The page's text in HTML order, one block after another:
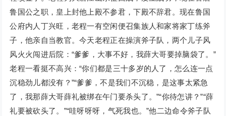
鲁国公之职，皇上封他上殿不参君，下殿不辞君。现在鲁国
公府内人丁兴旺，老程一有空闲便召集族人和家将家丁练斧
子，他亲自当教官。今天老程正在操演斧子队，两个儿子风
风火火闯进后院：“爹爹，大事不好，我薛大哥要掉脑袋了。”
老程一看挺不高兴：“你们都是三十多岁的人了，怎么连一点
沉稳劲儿都没有？”“爹爹，不是我们不沉稳，是这事太紧急
了，我那薛大哥薛礼被绑在午门要杀头了。”“你待怎讲？”“薛
礼要被砍头了。”“哇呀呀呀，气死我也。”他二边命令斧子队